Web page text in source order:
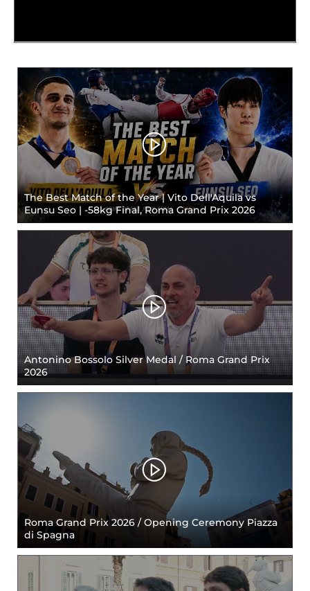
Licenze WT
Formazione
Amministrazione
Salute
Rivista Olympic Dream
Links
Mappa del sito
Photogallery
Videogallery
Cookie policy
Cerca
Feed
Dove siamo
Fita HUB
The Best Match of the Year | Vito Dell'Aquila vs
Eunsu Seo | -58kg Final, Roma Grand Prix 2026
Antonino Bossolo Silver Medal / Roma Grand Prix
2026
Roma Grand Prix 2026 / Opening Ceremony Piazza
di Spagna